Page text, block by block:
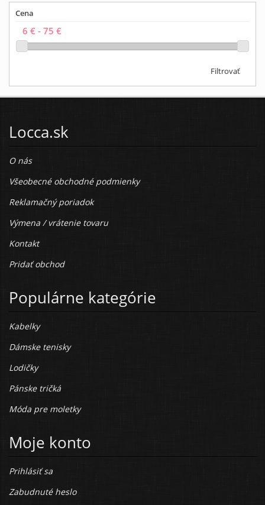
Cena
Filtrovať
Locca.sk
O nás
Všeobecné obchodné podmienky
Reklamačný poriadok
Výmena / vrátenie tovaru
Kontakt
Pridať obchod
Populárne kategórie
Kabelky
Dámske tenisky
Lodičky
Pánske tričká
Móda pre moletky
Moje konto
Prihlásiť sa
Zabudnuté heslo